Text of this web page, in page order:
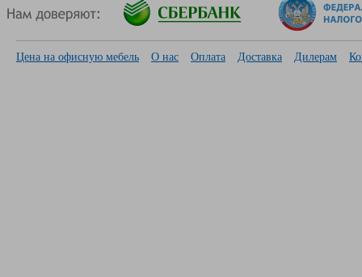
Цена на офисную мебель О нас Оплата Доставка Дилерам